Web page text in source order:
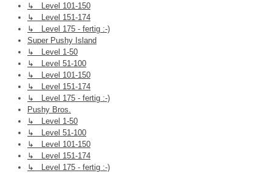
↳ Level 101-150
↳ Level 151-174
↳ Level 175 - fertig :-)
Super Pushy Island
↳ Level 1-50
↳ Level 51-100
↳ Level 101-150
↳ Level 151-174
↳ Level 175 - fertig :-)
Pushy Bros.
↳ Level 1-50
↳ Level 51-100
↳ Level 101-150
↳ Level 151-174
↳ Level 175 - fertig :-)